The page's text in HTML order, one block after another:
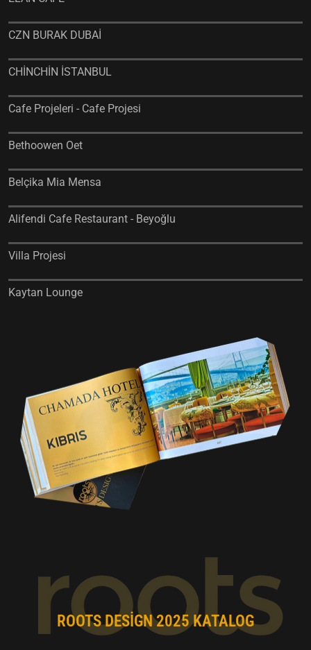
CZN BURAK DUBAİ
CHİNCHİN İSTANBUL
Cafe Projeleri - Cafe Projesi
Bethoowen Oet
Belçika Mia Mensa
Alifendi Cafe Restaurant - Beyoğlu
Villa Projesi
Kaytan Lounge
ROOTS DESIGN 2025 KATALOG